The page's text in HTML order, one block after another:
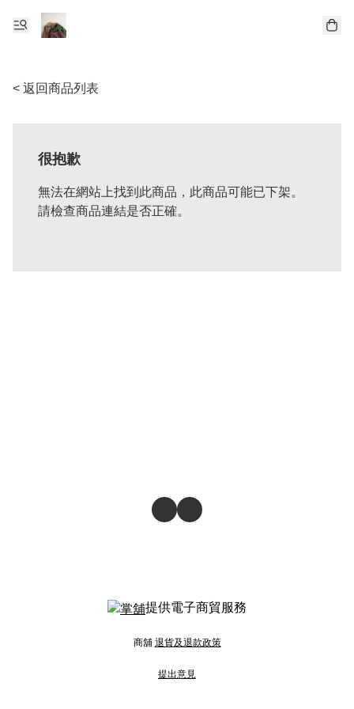
< 返回商品列表
很抱歉
無法在網站上找到此商品，此商品可能已下架。
請檢查商品連結是否正確。
提供電子商貿服務
商舖 退貨及退款政策
提出意見